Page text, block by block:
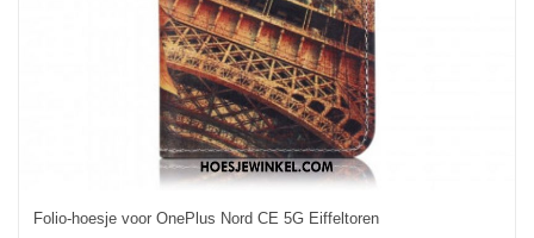
Folio-hoesje voor OnePlus Nord CE 5G Eiffeltoren